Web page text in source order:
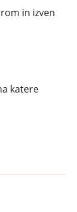
in izven
katere